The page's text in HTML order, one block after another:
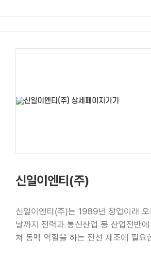
신일이엔티(주)
신일이엔티(주)는 1989년 창업이래 오
날까지 전력과 통신산업 등 산업전반에
쳐 동맥 역할을 하는 전선 제조에 필요